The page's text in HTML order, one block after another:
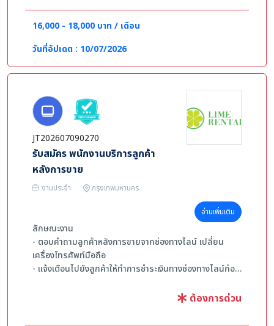
ทีระบุไว้ในระบบ
- กระทบยอดและสรุปรายรับรายจ่ายประจำวัน
คุณสมบัติ
- ขยันเรียนรู้ / อดทน / มีความอ่อนโยน / มีทักษะในการ
- หากพูดภาษาจีนได้หรือมีประสบการณ์ด้านการบริการลูกค้า
จะพิจารณาเป็นพิเศษ
- คุ้นเคยและเชี่ยวชาญกระบวนการและกฎระเบียบต่างๆ ของ
องค์กร และสามารถให้บริการอย่างถูกต้องและเป็นมืออาชีพ
แก่ลูกค้าได้
16,000 - 18,000 บาท / เดือน
วันที่อัปเดต : 10/07/2026
JT202607090270
รับสมัคร พนักงานบริการลูกค้า
หลังการขาย
งานประจำ กรุงเทพมหานคร
อ่านเพิ่มเติม
ลักษณะงาน
- ตอบคำถามลูกค้าหลังการขายจากช่องทางไลน์ เปลี่ยน
เครื่องโทรศัพท์มือถือ
- แจ้งเตือนไปยังลูกค้าให้ทำการชำระเงินทางช่องทางไลน์ก่อน
- บันทึกความคืบหน้าเรื่องการชำระหนี้และติดตามลูกค้าที่ยัง
ต้องการด่วน